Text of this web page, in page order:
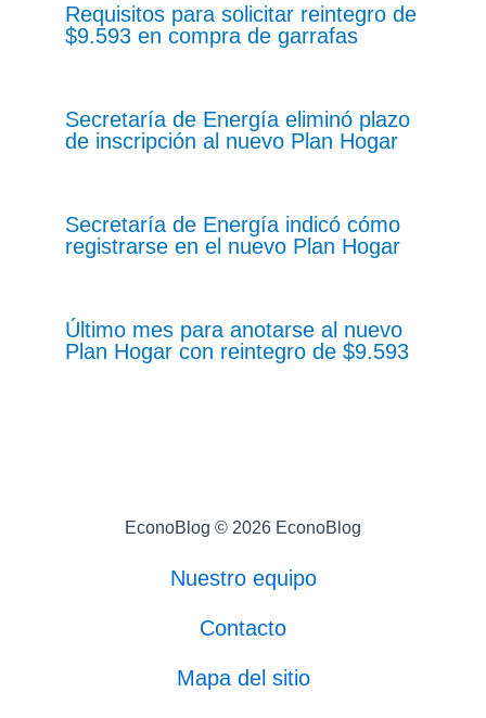
Requisitos para solicitar reintegro de
$9.593 en compra de garrafas
Secretaría de Energía eliminó plazo
de inscripción al nuevo Plan Hogar
Secretaría de Energía indicó cómo
registrarse en el nuevo Plan Hogar
Último mes para anotarse al nuevo
Plan Hogar con reintegro de $9.593
EconoBlog © 2026 EconoBlog
Nuestro equipo
Contacto
Mapa del sitio